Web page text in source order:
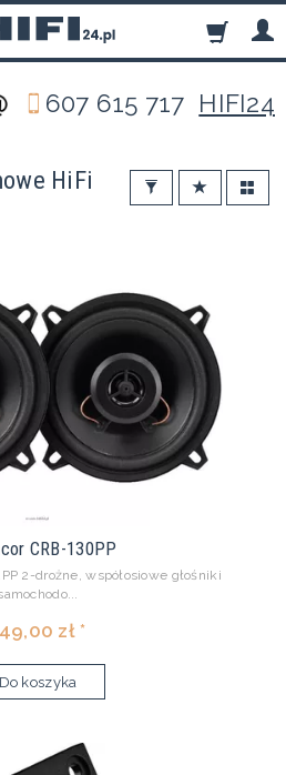
607 615 717 HIFI24
HiFi
CRB-130PP
2-drożne, współosiowe głośniki
zł *
Do koszyka